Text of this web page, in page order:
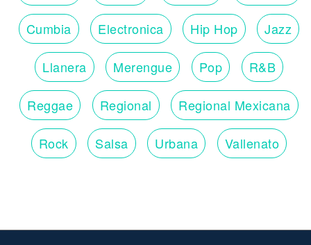
Cumbia Electronica Hip Hop Jazz
Llanera Merengue Pop R&B
Reggae Regional Regional Mexicana
Rock Salsa Urbana Vallenato